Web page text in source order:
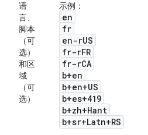
语
言、
脚本
（可
选）
和区
域
（可
选）
示例：
en
fr
en-rUS
fr-rFR
fr-rCA
b+en
b+en+US
b+es+419
b+zh+Hant
b+sr+Latn+RS